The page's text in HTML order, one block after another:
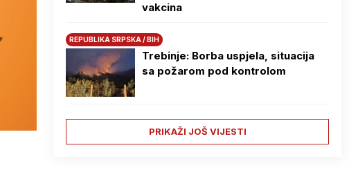
vakcina
REPUBLIKA SRPSKA / BIH
Trebinje: Borba uspjela, situacija
sa požarom pod kontrolom
PRIKAŽI JOŠ VIJESTI